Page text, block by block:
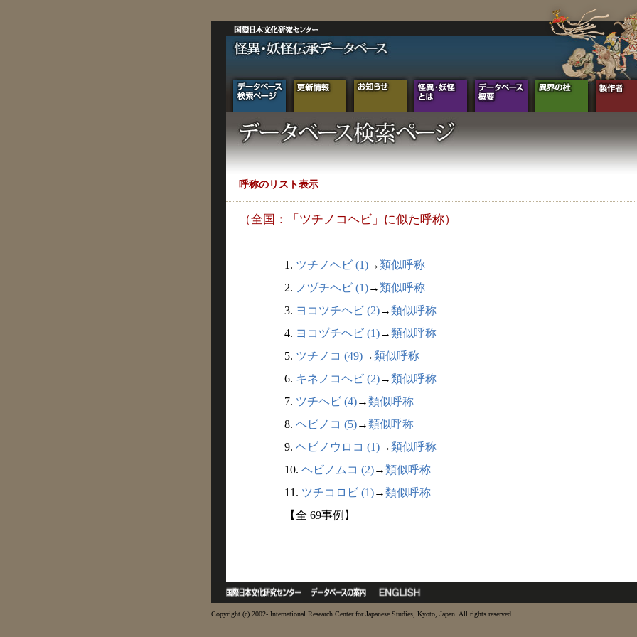
呼称のリスト表示
（全国：「ツチノコヘビ」に似た呼称）
1. ツチノヘビ (1)→類似呼称
2. ノヅチヘビ (1)→類似呼称
3. ヨコツチヘビ (2)→類似呼称
4. ヨコヅチヘビ (1)→類似呼称
5. ツチノコ (49)→類似呼称
6. キネノコヘビ (2)→類似呼称
7. ツチヘビ (4)→類似呼称
8. ヘビノコ (5)→類似呼称
9. ヘビノウロコ (1)→類似呼称
10. ヘビノムコ (2)→類似呼称
11. ツチコロビ (1)→類似呼称
【全 69事例】
Copyright (c) 2002- International Research Center for Japanese Studies, Kyoto, Japan. All rights reserved.